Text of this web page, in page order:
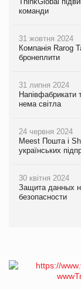
команди
31 жовтня 2024
Компанія Rarog
бронеплити
31 липня 2024
Напівфабрикати
нема світла
24 червня 2024
Meest Пошта і
українських
30 квітня 2024
Защита данных
безопасности